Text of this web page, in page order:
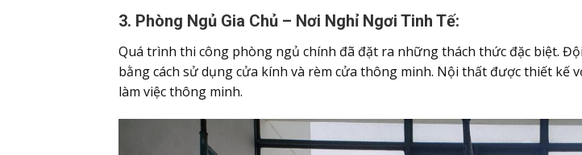
3. Phòng Ngủ Gia Chủ – Nơi Nghỉ Ngơi Tinh Tế:
Quá trình thi công phòng ngủ chính đã đặt ra những thách thức đặc biệt.
bằng cách sử dụng cửa kính và rèm cửa thông minh. Nội thất được thiết kế
làm việc thông minh.